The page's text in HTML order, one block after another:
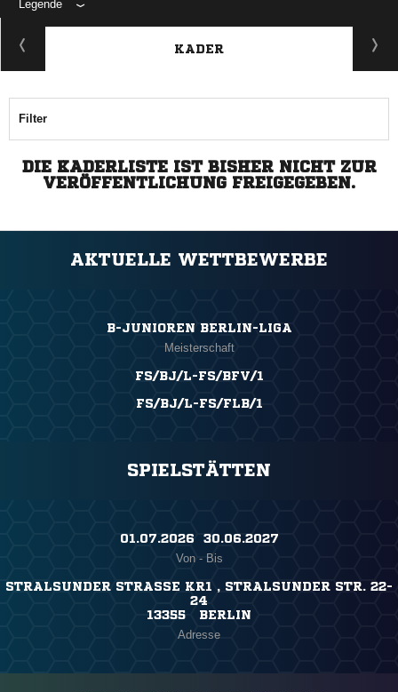
Legende
KADER
Filter
DIE KADERLISTE IST BISHER NICHT ZUR
VERÖFFENTLICHUNG FREIGEGEBEN.
AKTUELLE WETTBEWERBE
B-JUNIOREN BERLIN-LIGA
Meisterschaft
FS/BJ/L-FS/BFV/1
FS/BJ/L-FS/FLB/1
SPIELSTÄTTEN
01.07.2026 ​ 30.06.2027
Von - Bis
STRALSUNDER STRASSE KR1 , STRALSUNDER STR. 22-2
4
13355 BERLIN
Adresse